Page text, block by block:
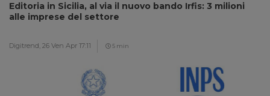
Editoria in Sicilia, al via il nuovo bando Irfis: 3 milioni
alle imprese del settore
Digitrend, 26 Ven Apr 17:11 5 min